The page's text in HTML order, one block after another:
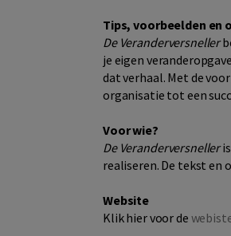
Tips, voorbeelden en
De Veranderversneller
je eigen
dat verhaal. Met de
organisatie tot een
Voor wie?
De Veranderversneller
realiseren. De tekst en
Website
Klik hier voor de